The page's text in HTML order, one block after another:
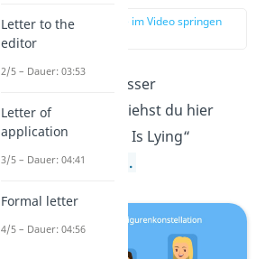
zur Stelle im Video springen
Um die Figuren besser
kennenzulernen, siehst du hier
unsere „One of Us Is Lying“
Charakterisierung.
Letter to the
editor
2/5 – Dauer: 03:53
Letter of
application
3/5 – Dauer: 04:41
Formal letter
4/5 – Dauer: 04:56